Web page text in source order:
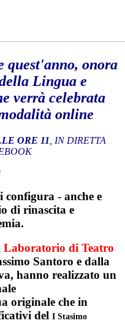
quest'anno, onora
Lingua e
verrà celebrata
online
ORE 11 , IN DIRETTA
configura - anche e
di rinascita e
Laboratorio di Teatro
Santoro e dalla
hanno realizzato un
originale che in
del I Stasimo